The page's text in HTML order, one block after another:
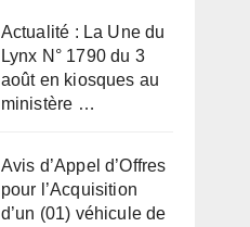
Actualité : La Une du
Lynx N° 1790 du 3
août en kiosques au
ministère …
Avis d’Appel d’Offres
pour l’Acquisition
d’un (01) véhicule de